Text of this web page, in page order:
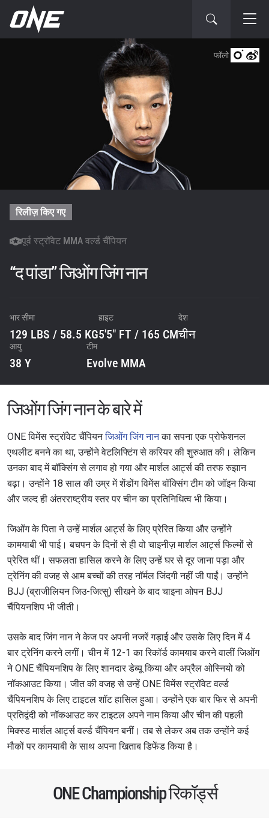
रिलीज़ किए गए
पूर्व स्ट्रॉवेट MMA वर्ल्ड चैंपियन
“द पांडा” जिओंग जिंग नान
भार सीमा
129 LBS / 58.5 KG
हाइट
5'5" FT / 165 CM
देश
चीन
आयु
38 Y
टीम
Evolve MMA
फॉलो
जिओंग जिंग नान के बारे में
ONE विमेंस स्ट्रॉवेट चैंपियनजिओंग जिंग नानका सपना एक प्रोफेशनल
एथलीट बनने का था, उन्होंने वेटलिफ्टिंग से करियर की शुरुआत की। लेकिन
उनका बाद में बॉक्सिंग से लगाव हो गया और मार्शल आर्ट्स की तरफ रुझान
बढ़ा। उन्होंने 18 साल की उम्र में शेंडोंग विमेंस बॉक्सिंग टीम को जॉइन किया
और जल्द ही अंतरराष्ट्रीय स्तर पर चीन का प्रतिनिधित्व भी किया।
जिओंग के पिता ने उन्हें मार्शल आर्ट्स के लिए प्रेरित किया और उन्होंने
कामयाबी भी पाई। बचपन के दिनों से ही वो चाइनीज़ मार्शल आर्ट्स फिल्मों से
प्रेरित थीं। सफलता हासिल करने के लिए उन्हें घर से दूर जाना पड़ा और
ट्रेनिंग की वजह से आम बच्चों की तरह नॉर्मल जिंदगी नहीं जी पाईं। उन्होंने
BJJ (ब्राजीलियन जिउ-जित्सु) सीखने के बाद चाइना ओपन BJJ
चैंपियनशिप भी जीती।
उसके बाद जिंग नान ने केज पर अपनी नजरें गड़ाई और उसके लिए दिन में 4
बार ट्रेनिंग करने लगीं। चीन में 12-1 का रिकॉर्ड कामयाब करने वालीं जिओंग
ने ONE चैंपियनशिप के लिए शानदार डेब्यू किया और अप्रैल ओस्नियो को
नॉकआउट किया। जीत की वजह से उन्हें ONE विमेंस स्ट्रॉवेट वर्ल्ड
चैंपियनशिप के लिए टाइटल शॉट हासिल हुआ। उन्होंने एक बार फिर से अपनी
प्रतिद्वंदी को नॉकआउट कर टाइटल अपने नाम किया और चीन की पहली
मिक्स्ड मार्शल आर्ट्स वर्ल्ड चैंपियन बनीं। तब से लेकर अब तक उन्होंने कई
मौकों पर कामयाबी के साथ अपना खिताब डिफेंड किया है।
ONE Championship रिकॉर्ड्स